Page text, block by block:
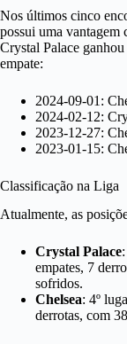
Nos últimos cinco
possui uma vantagem
Crystal Palace
empate:
2024-09-01:
2024-02-12:
2023-12-27:
2023-01-15:
Classificação na Liga
Atualmente, as
Crystal Palace
empates, 7
sofridos.
Chelsea: 4º
derrotas, com